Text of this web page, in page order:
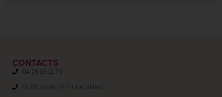
CONTACTS
04 78 33 11 76
07 81 59 84 79 (Funérailles)